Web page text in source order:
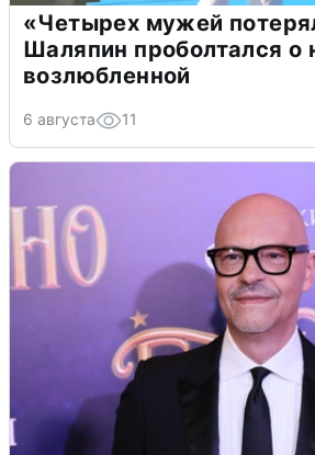
«Четырех мужей
Шаляпин проболтался о
возлюбленной
6 августа 11